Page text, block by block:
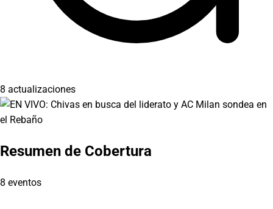
8 actualizaciones
Resumen de Cobertura
8 eventos